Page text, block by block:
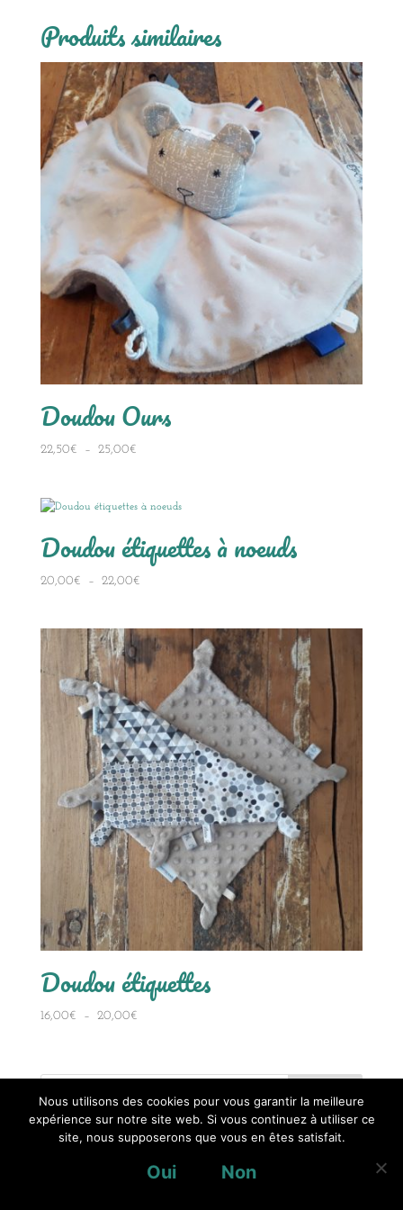
Produits similaires
Doudou Ours
22,50€ – 25,00€Plage
22,50€
25,00€
Doudou étiquettes à noeuds
20,00€ – 22,00€Plage
20,00€
à
22,00€
Doudou étiquettes
16,00€ – 20,00€Plage
16,00€
à
20,00€
Nous utilisons des cookies pour vous garantir la meilleure
expérience sur notre site web. Si vous continuez à utiliser ce
site, nous supposerons que vous en êtes satisfait.
Oui Non